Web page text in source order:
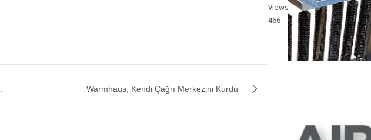
Views:
466
Warmhaus, Kendi Çağrı Merkezini Kurdu